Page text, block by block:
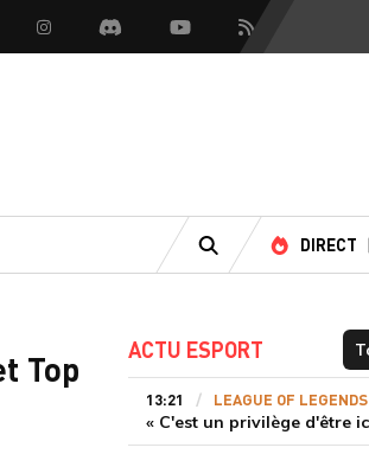
InstagramDiscord YoutubeFlux RSS
RECHERCHE
DIRECT
Top
ACTU ESPORT
13:21 LEAGUE OF LEGENDS